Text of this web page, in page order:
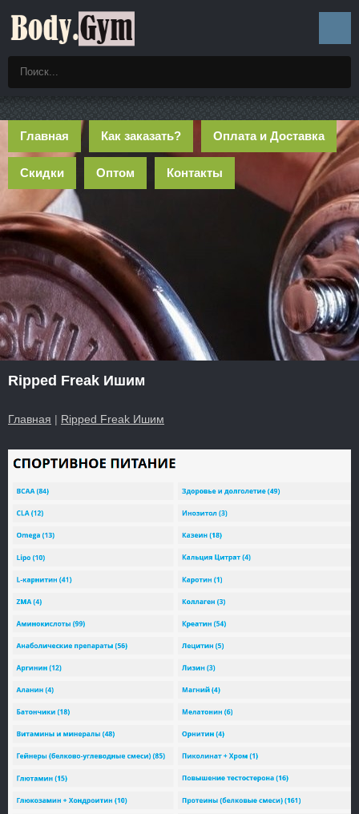
Главная Как заказать? Оплата и Доставка
Скидки Оптом Контакты
Ripped Freak Ишим
Главная | Ripped Freak Ишим